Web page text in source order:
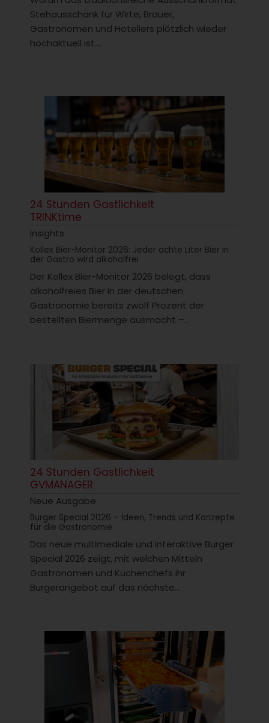
Stehausschank für Wirte, Brauer,
Gastronomen und Hoteliers plötzlich wieder
hochaktuell ist....
24 Stunden Gastlichkeit
TRINKtime
Insights
Kollex Bier-Monitor 2026: Jeder achte Liter Bier in
der Gastro wird alkoholfrei
Der Kollex Bier-Monitor 2026 belegt, dass
alkoholfreies Bier in der deutschen
Gastronomie bereits zwölf Prozent der
bestellten Biermenge ausmacht –...
24 Stunden Gastlichkeit
GVMANAGER
Neue Ausgabe
Burger Special 2026 – Ideen, Trends und Konzepte
für die Gastronomie
Das neue multimediale und interaktive Burger
Special 2026 zeigt, mit welchen Mitteln
Gastronomen und Küchenchefs ihr
Burgerangebot auf das nächste...